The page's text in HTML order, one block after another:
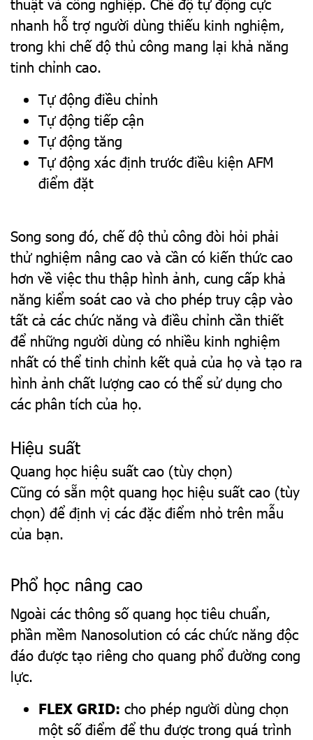
nhanh hỗ trợ người dùng thiếu kinh nghiệm,
trong khi chế độ thủ công mang lại khả năng
tinh chỉnh cao.
Tự động điều chỉnh
Tự động tiếp cận
Tự động tăng
Tự động xác định trước điều kiện AFM
điểm đặt
Song song đó, chế độ thủ công đòi hỏi phải
thử nghiệm nâng cao và cần có kiến ​​thức cao
hơn về việc thu thập hình ảnh, cung cấp khả
năng kiểm soát cao và cho phép truy cập vào
tất cả các chức năng và điều chỉnh cần thiết
để những người dùng có nhiều kinh nghiệm
nhất có thể tinh chỉnh kết quả của họ và tạo ra
hình ảnh chất lượng cao có thể sử dụng cho
các phân tích của họ.
Hiệu suất
Quang học hiệu suất cao (tùy chọn)
Cũng có sẵn một quang học hiệu suất cao (tùy
chọn) để định vị các đặc điểm nhỏ trên mẫu
của bạn.
Phổ học nâng cao
Ngoài các thông số quang học tiêu chuẩn,
phần mềm Nanosolution có các chức năng độc
đáo được tạo riêng cho quang phổ đường cong
lực.
FLEX GRID: cho phép người dùng chọn
một số điểm để thu được trong quá trình